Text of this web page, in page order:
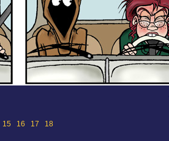
15 16 17 18